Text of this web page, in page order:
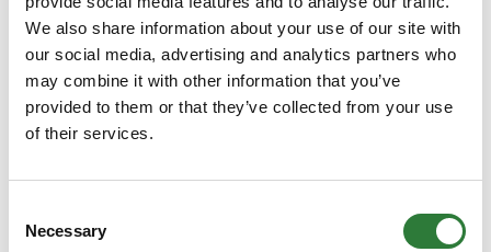
We also share information about your use of our site with
our social media, advertising and analytics partners who
may combine it with other information that you’ve
provided to them or that they’ve collected from your use
of their services.
Selection
Necessary